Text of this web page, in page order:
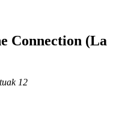
Connection (La
12